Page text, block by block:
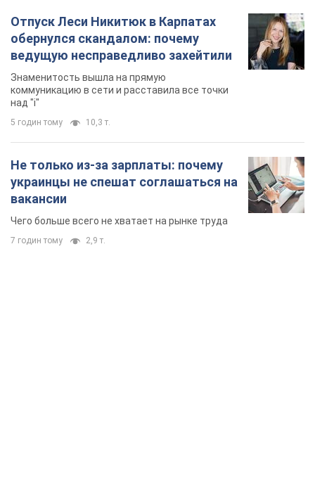
Отпуск Леси Никитюк в Карпатах
обернулся скандалом: почему
ведущую несправедливо захейтили
Знаменитость вышла на прямую
коммуникацию в сети и расставила все точки
над "i"
5 годин тому 10,3 т.
Не только из-за зарплаты: почему
украинцы не спешат соглашаться на
вакансии
Чего больше всего не хватает на рынке труда
7 годин тому 2,9 т.